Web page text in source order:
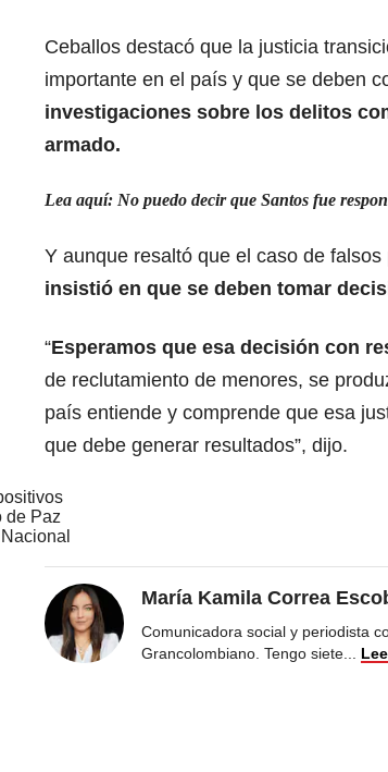
Ceballos destacó que la justicia
importante en el país y que se deben
investigaciones sobre los delitos
armado.
Lea aquí: No puedo decir que Santos fue
Y aunque resaltó que el caso de
insistió en que se deben tomar
“Esperamos que esa decisión con
de reclutamiento de menores, se
país entiende y comprende que esa
que debe generar resultados”, dijo.
de Paz
María Kamila Correa
Comunicadora social y periodista
Grancolombiano. Tengo siete